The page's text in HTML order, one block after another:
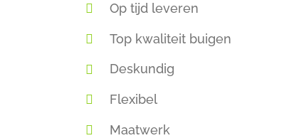
Op tijd leveren
Top kwaliteit buigen
Deskundig
Flexibel
Maatwerk